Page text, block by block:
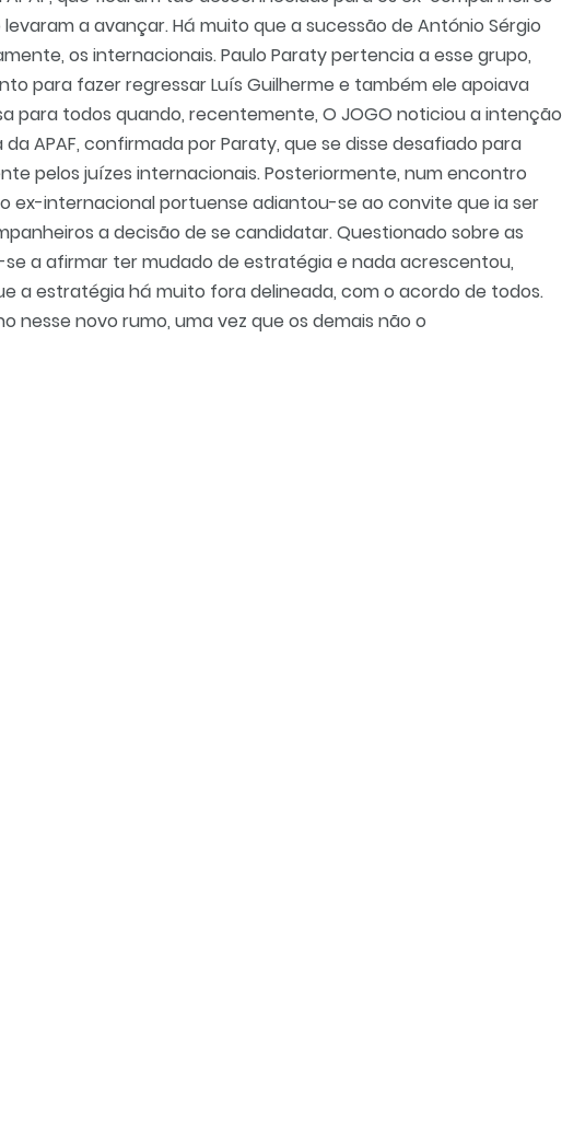
a avançar. Há muito que a sucessão de António Sérgio
os internacionais. Paulo Paraty pertencia a esse grupo,
para fazer regressar Luís Guilherme e também ele apoiava
para todos quando, recentemente, O JOGO noticiou a intenção
APAF, confirmada por Paraty, que se disse desafiado para
pelos juízes internacionais. Posteriormente, num encontro
ex-internacional portuense adiantou-se ao convite que ia ser
a decisão de se candidatar. Questionado sobre as
a afirmar ter mudado de estratégia e nada acrescentou,
a estratégia há muito fora delineada, com o acordo de todos.
nesse novo rumo, uma vez que os demais não o